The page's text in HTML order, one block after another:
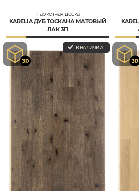
Паркетная доска
KARELIA ДУБ ТОСКАНА МАТОВЫЙ
ЛАК 3П
В НАЛИЧИИ